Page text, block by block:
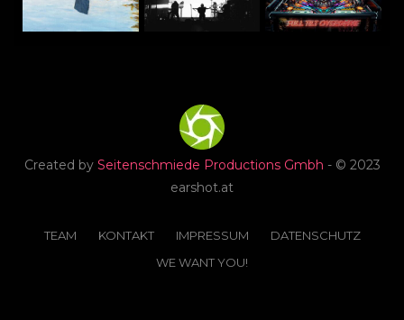
Created by Seitenschmiede Productions Gmbh - © 2023
earshot.at
TEAM KONTAKT IMPRESSUM
DATENSCHUTZ
WE WANT YOU!